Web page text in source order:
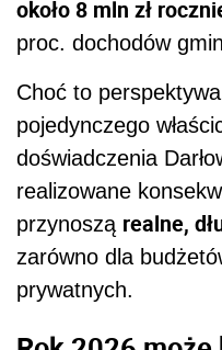
około 8 mln zł
proc. dochodów
Choć to
pojedynczego
doświadczenia
realizowane
przynoszą realne,
zarówno dla
prywatnych.